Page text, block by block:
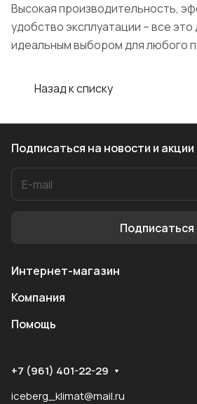
Высокая производительность,
удобство эксплуатации – все
идеальным выбором для любого
Назад к списку
Подписаться на новости и акции
Подписаться
Интернет-магазин
Компания
Помощь
+7 (961) 401-22-29
iceberg_klimat@mail.ru